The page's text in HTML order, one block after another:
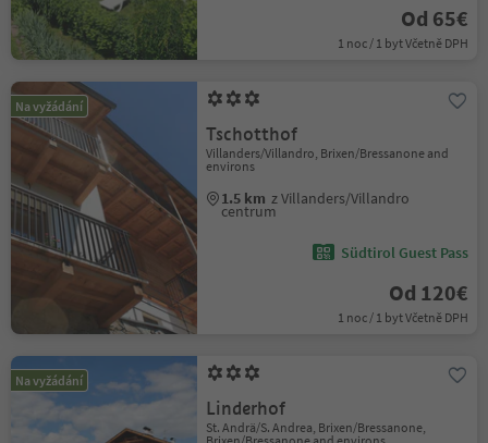
Od 65€
1 noc / 1 byt Včetně DPH
Na vyžádání
Tschotthof
Villanders/Villandro, Brixen/Bressanone and
environs
1.5 km z Villanders/Villandro
centrum
Südtirol Guest Pass
Od 120€
1 noc / 1 byt Včetně DPH
Na vyžádání
Linderhof
St. Andrä/S. Andrea, Brixen/Bressanone,